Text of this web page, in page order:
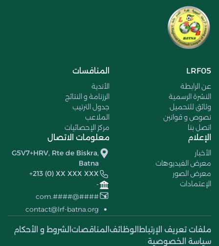
LRF05
عن الرابطة
النشرة الرسمية
وثائق للتحميل
نصوص و قوانين
اتصل بنا
المنافسات
الأندية
الرزنامة و النتائج
جدول الترتيب
الملاعب
مركز الإحصائيات
الإعلام
الأخبار
معرض الفيديوهات
معرض الصور
الإعتمادات
معلومات الاتصال
G5V7+HRV, Rte de Biskra,
Batna
+213 (0) XX XXX XXX
-
####@####.com
contact@lrf-batna.org
ملفات تعريف الإرتباط الوظائف المناقصات الشروط و الأحكام
سياسة الخصوصية